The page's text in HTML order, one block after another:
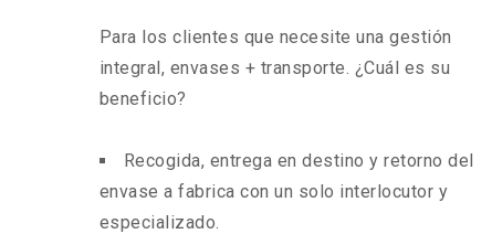
Para los clientes que necesite una gestión
integral, envases + transporte. ¿Cuál es su
beneficio?
Recogida, entrega en destino y retorno del
envase a fabrica con un solo interlocutor y
especializado.